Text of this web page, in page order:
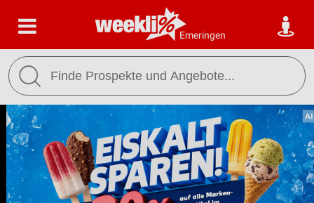
Emeringen